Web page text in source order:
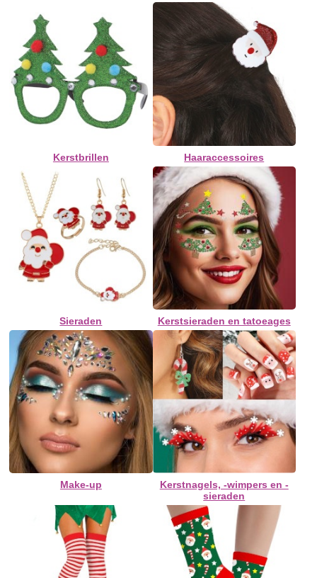
Kerstbrillen Haaraccessoires
Sieraden Kerstsieraden en tatoeages
Make-up
Kerstnagels, -wimpers en -
sieraden